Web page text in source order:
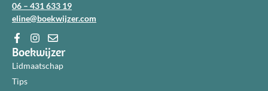
06 – 431 633 19
eline@boekwijzer.com
Boekwijzer
Lidmaatschap
Tips